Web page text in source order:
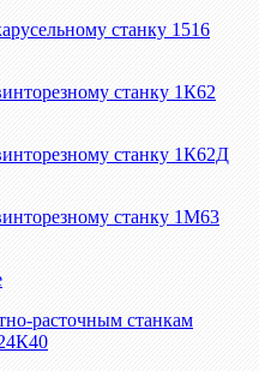
станку 1516
станку 1К62
станку 1К62Д
станку 1М63
расточным станкам